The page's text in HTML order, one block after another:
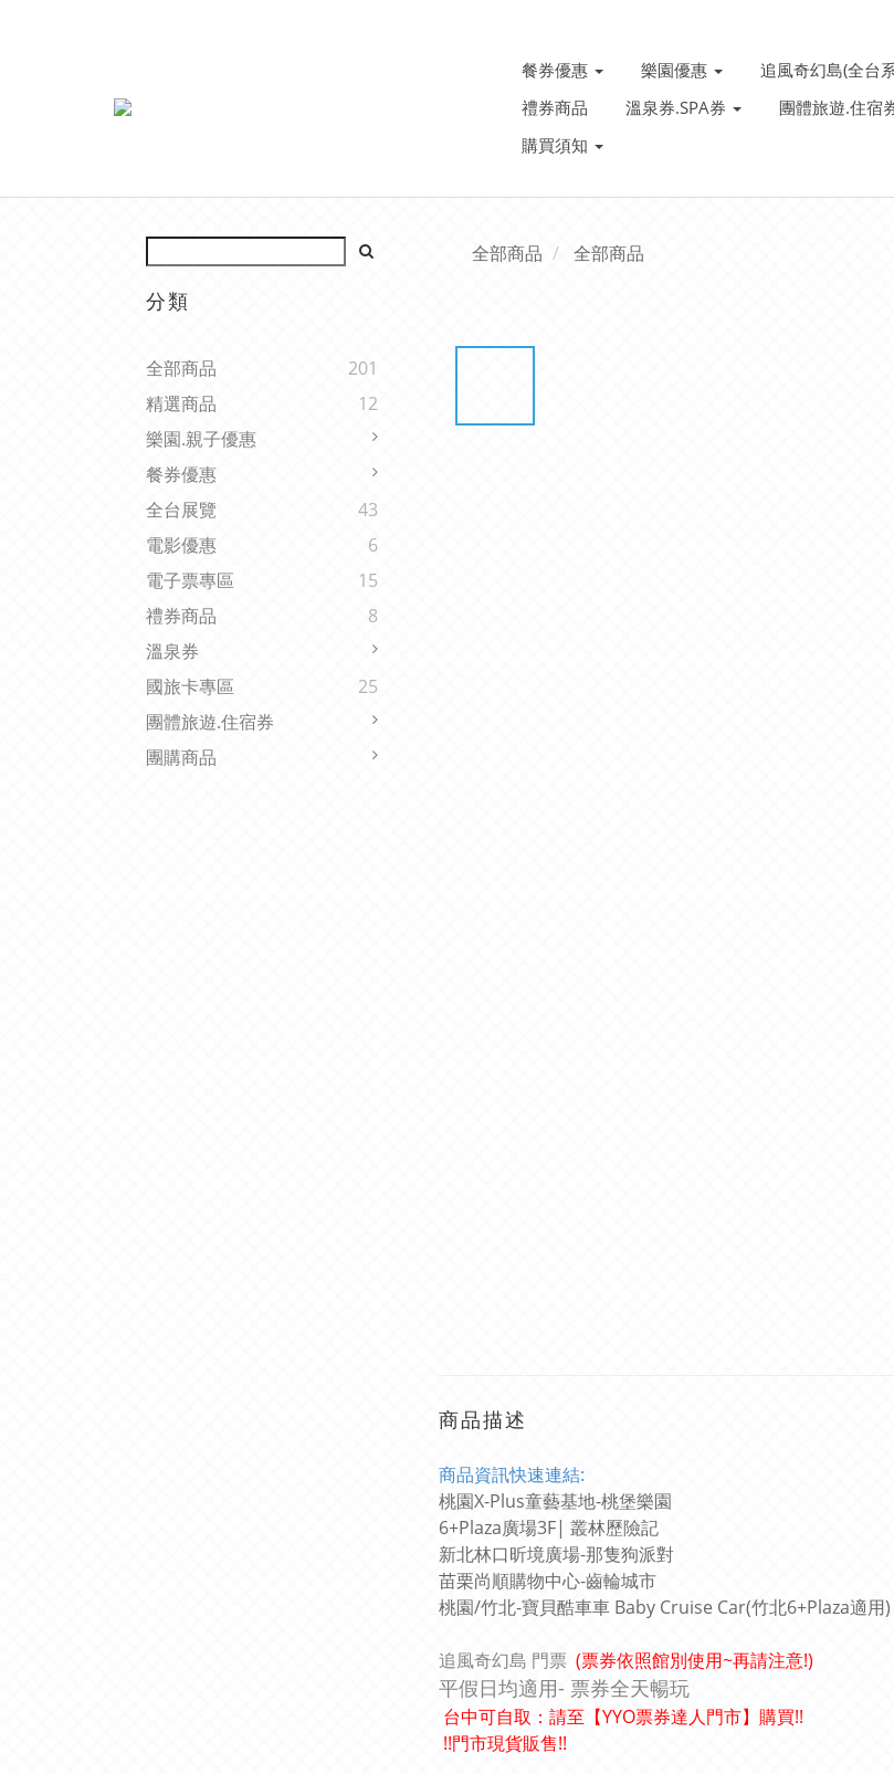
餐券優惠 樂園優惠 追風奇幻島(全台
禮券商品
溫泉券.SPA券 團體旅遊.住宿
購買須知
分類
全部商品
201
精選商品
12
樂園.親子優惠
餐券優惠
全台展覽
43
電影優惠
6
電子票專區
15
禮券商品
8
溫泉券
國旅卡專區
25
團體旅遊.住宿券
團購商品
全部商品 全部商品
商品描述
商品資訊快速連結:
桃園X-Plus童藝基地-桃堡樂園
6+Plaza廣場3F| 叢林歷險記
新北林口昕境廣場-那隻狗派對
苗栗尚順購物中心-齒輪城市
桃園/竹北-寶貝酷車車 Baby Cruise Car(竹北6+Plaza適用)
追風奇幻島 門票 (票券依照館別使用~再請注意!)
平假日均適用- 票券全天暢玩
台中可自取：請至【YYO票券達人門市】購買!!
!!門市現貨販售!!